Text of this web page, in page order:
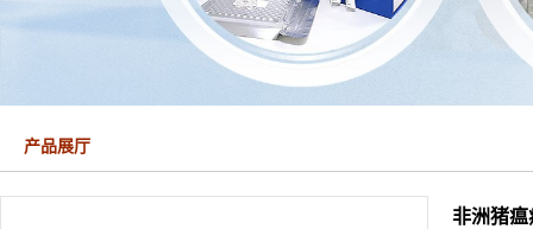
产品展厅
非洲猪